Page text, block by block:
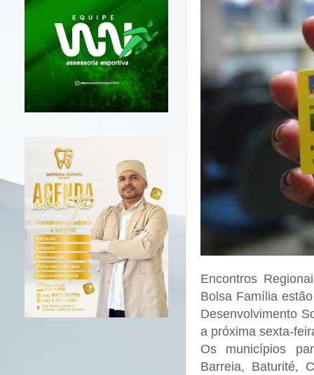
Encontros
Bolsa Família
Desenvolvimento
a próxima sexta-
Os municípios
Barreia, Baturité,